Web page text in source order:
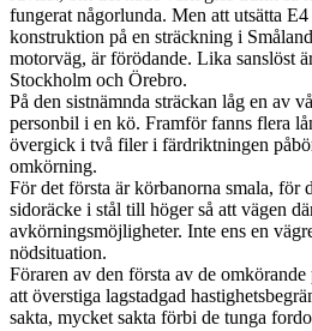
fungerat någorlunda. Men att utsätta
konstruktion på en sträckning i
motorväg, är förödande. Lika sanslöst
Stockholm och Örebro.
På den sistnämnda sträckan låg en av
personbil i en kö. Framför fanns flera
övergick i två filer i färdriktningen
omkörning.
För det första är körbanorna smala, för
sidoräcke i stål till höger så att vägen
avkörningsmöjligheter. Inte ens en
nödsituation.
Föraren av den första av de
att överstiga lagstadgad
sakta, mycket sakta förbi de tunga